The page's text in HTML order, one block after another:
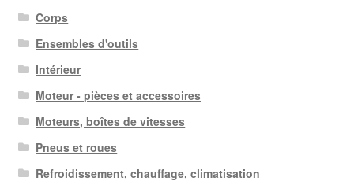
Corps
Ensembles d'outils
Intérieur
Moteur - pièces et accessoires
Moteurs, boîtes de vitesses
Pneus et roues
Refroidissement, chauffage, climatisation